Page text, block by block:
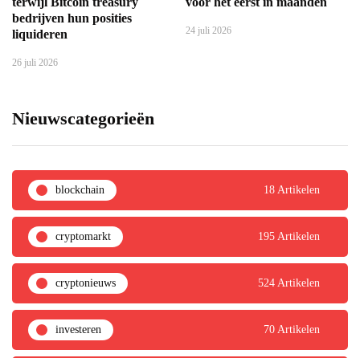
bedrijven hun posities
liquideren
26 juli 2026
24 juli 2026
Nieuwscategorieën
blockchain 18 Artikelen
cryptomarkt 195 Artikelen
cryptonieuws 524 Artikelen
investeren 70 Artikelen